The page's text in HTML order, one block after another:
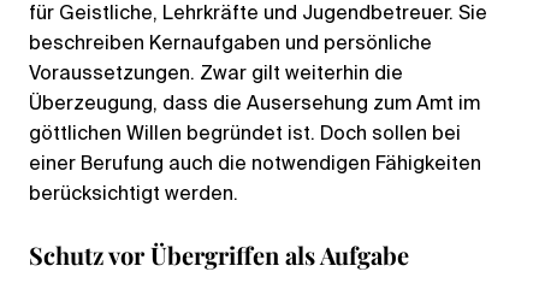
für Geistliche, Lehrkräfte und Jugendbetreuer. Sie
beschreiben Kernaufgaben und persönliche
Voraussetzungen. Zwar gilt weiterhin die
Überzeugung, dass die Ausersehung zum Amt im
göttlichen Willen begründet ist. Doch sollen bei
einer Berufung auch die notwendigen Fähigkeiten
berücksichtigt werden.
Schutz vor Übergriffen als Aufgabe